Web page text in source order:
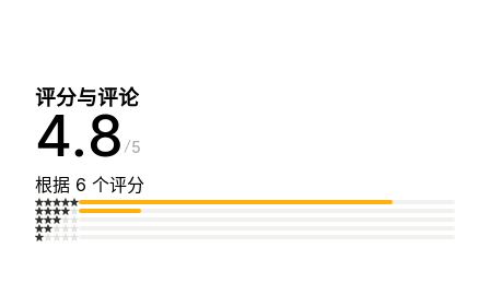
评分与评论
4.8 5
根据 6 个评分